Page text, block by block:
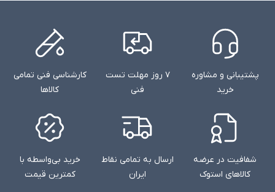
پشتیبانی و مشاوره
خرید
۷ روز مهلت تست
فنی
کارشناسی فنی تمامی
کالاها
شفافیت در عرضه
کالاهای استوک
ارسال به تمامی نقاط
ایران
خرید بی‌واسطه با
کمترین قیمت